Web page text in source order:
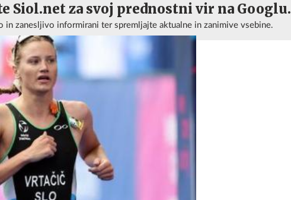
Siol.net za svoj prednostni vir na Googlu.
in zanesljivo informirani ter spremljajte aktualne in zanimive vsebine.